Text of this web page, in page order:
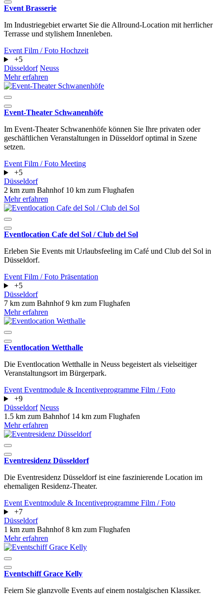
Event Brasserie
Im Industriegebiet erwartet Sie die Allround-Location mit herrlicher
Terrasse und stylishem Innenleben.
Event Film / Foto Hochzeit
+5
Düsseldorf Neuss
Mehr erfahren
Event-Theater Schwanenhöfe
Im Event-Theater Schwanenhöfe können Sie Ihre privaten oder
geschäftlichen Veranstaltungen in Düsseldorf optimal in Szene
setzen.
Event Film / Foto Meeting
+5
Düsseldorf
2 km zum Bahnhof 10 km zum Flughafen
Mehr erfahren
Eventlocation Cafe del Sol / Club del Sol
Erleben Sie Events mit Urlaubsfeeling im Café und Club del Sol in
Düsseldorf.
Event Film / Foto Präsentation
+5
Düsseldorf
7 km zum Bahnhof9 km zum Flughafen
Mehr erfahren
Eventlocation Wetthalle
Die Eventlocation Wetthalle in Neuss begeistert als vielseitiger
Veranstaltungsort im Bürgerpark.
Event Eventmodule & Incentiveprogramme Film / Foto
+9
Düsseldorf Neuss
1.5 km zum Bahnhof 14 km zum Flughafen
Mehr erfahren
Eventresidenz Düsseldorf
Die Eventresidenz Düsseldorf ist eine faszinierende Location im
ehemaligen Residenz-Theater.
Event Eventmodule & Incentiveprogramme Film / Foto
+7
Düsseldorf
1 km zum Bahnhof8 km zum Flughafen
Mehr erfahren
Eventschiff Grace Kelly
Feiern Sie glanzvolle Events auf einem nostalgischen Klassiker.